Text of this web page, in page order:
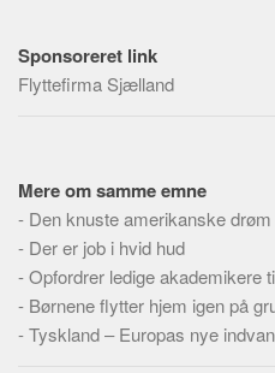
Sponsoreret link
Flyttefirma Sjælland
Mere om samme emne
- Den knuste amerikanske drøm
- Der er job i hvid hud
-Opfordrer ledige akademikere
- Børnene flytter hjem igen på
-Tyskland – Europas nye